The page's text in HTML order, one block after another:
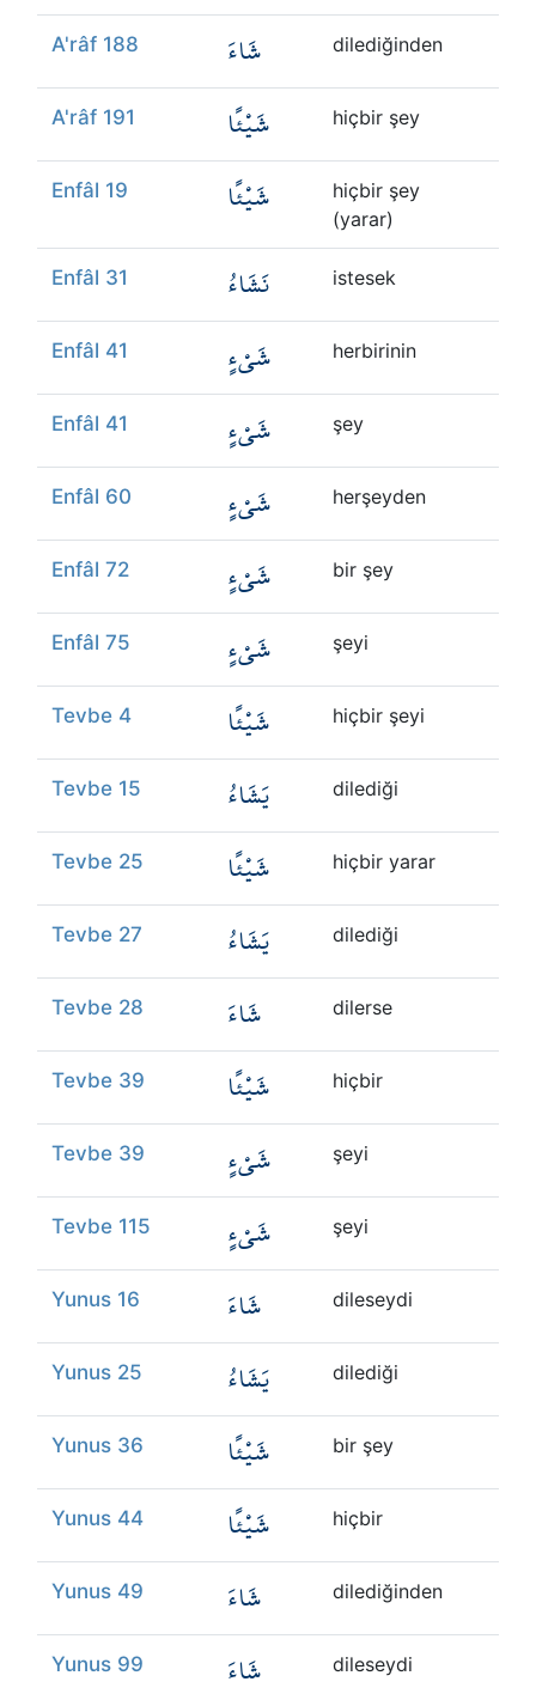
A'râf 188 شَاءَ dilediğinden
A'râf 191 شَيْئًا hiçbir şey
Enfâl 19 شَيْئًا
hiçbir şey
(yarar)
Enfâl 31 نَشَاءُ istesek
Enfâl 41 شَيْءٍ herbirinin
Enfâl 41 شَيْءٍ şey
Enfâl 60 شَيْءٍ herşeyden
Enfâl 72 شَيْءٍ bir şey
Enfâl 75 شَيْءٍ şeyi
Tevbe 4 شَيْئًا hiçbir şeyi
Tevbe 15 يَشَاءُ dilediği
Tevbe 25 شَيْئًا hiçbir yarar
Tevbe 27 يَشَاءُ dilediği
Tevbe 28 شَاءَ dilerse
Tevbe 39 شَيْئًا hiçbir
Tevbe 39 شَيْءٍ şeyi
Tevbe 115 شَيْءٍ şeyi
Yunus 16 شَاءَ dileseydi
Yunus 25 يَشَاءُ dilediği
Yunus 36 شَيْئًا bir şey
Yunus 44 شَيْئًا hiçbir
Yunus 49 شَاءَ dilediğinden
Yunus 99 شَاءَ dileseydi